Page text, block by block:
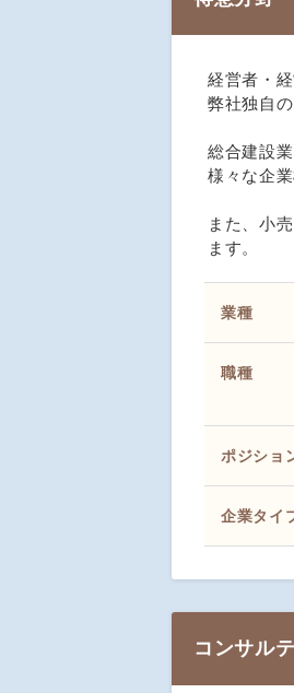
経営者・
弊社独自
総合建設
様々な企
また、小
ます。
業種
職種
ポジショ
企業タイ
コンサル